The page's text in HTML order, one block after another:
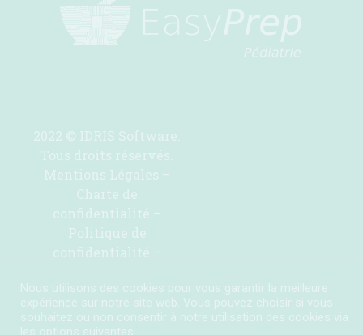
2022 © IDRIS Software.
Tous droits réservés.
Mentions Légales –
Charte de
confidentialité –
Politique de
confidentialité –
ajouter une molécule
Nous utilisons des cookies pour vous garantir la meilleure
expérience sur notre site web. Vous pouvez choisir si vous
souhaitez ou non consentir à notre utilisation des cookies via
les options suivantes.